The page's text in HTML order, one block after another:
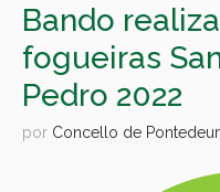
Bando
fogueiras
Pedro 2022
por Concello de